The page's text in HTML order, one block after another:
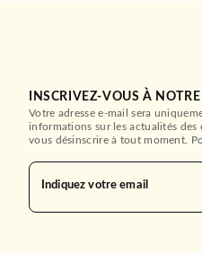
INSCRIVEZ-VOUS À
Votre adresse e-mail sera
informations sur les actualités des
vous désinscrire à tout moment.
Indiquez votre email